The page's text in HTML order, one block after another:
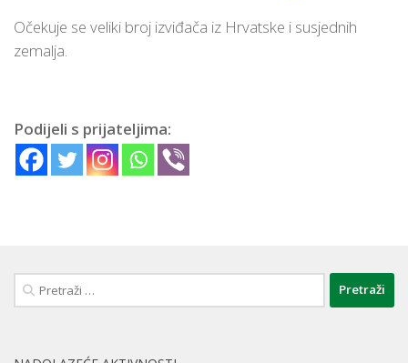
Očekuje se veliki broj izviđača iz Hrvatske i susjednih
zemalja.
Podijeli s prijateljima:
Pretraži: